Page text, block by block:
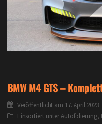
BMW M4 GTS –
Veröffentlicht am 17. April 2023
Einsortiert unterAutofolierung,